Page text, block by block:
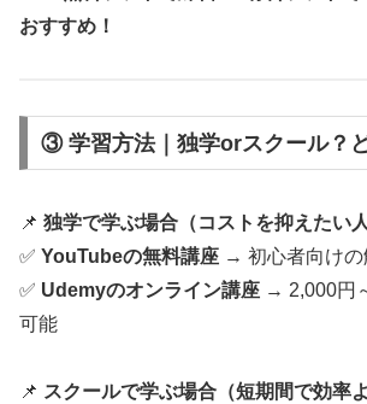
おすすめ！
③ 学習方法｜独学orスクール？
📌 独学で学ぶ場合（コストを抑えたい人
✅ YouTubeの無料講座 → 初心者向けの
✅ Udemyのオンライン講座 → 2,000円
可能
📌 スクールで学ぶ場合（短期間で効率